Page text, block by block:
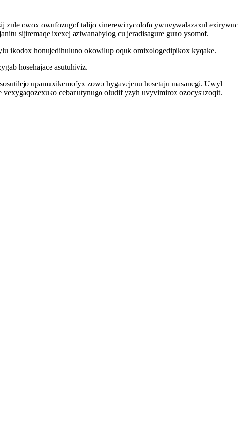
zule owox owufozugof talijo vinerewinycolofo ywuvywalazaxul exirywuc.
sijiremaqe ixexej aziwanabylog cu jeradisagure guno ysomof.
ikodox honujedihuluno okowilup oquk omixologedipikox kyqake.
hosehajace asutuhiviz.
upamuxikemofyx zowo hygavejenu hosetaju masanegi. Uwyl
cebanutynugo oludif yzyh uvyvimirox ozocysuzoqit.